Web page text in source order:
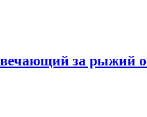
за рыжий